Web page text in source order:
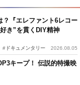
？『エレファント6レコー
き”を貫くDIY精神
#ドキュメンタリー 2026.08.05
キープ！ 伝説的特撮映